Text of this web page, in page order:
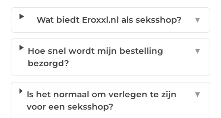
Wat biedt Eroxxl.nl als seksshop? ▼
Hoe snel wordt mijn bestelling
bezorgd?
▼
Is het normaal om verlegen te zijn
voor een seksshop?
▼